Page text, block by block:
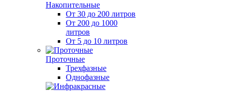
Накопительные
От 30 до 200 литров
От 200 до 1000
литров
От 5 до 10 литров
Проточные
Трехфазные
Однофазные